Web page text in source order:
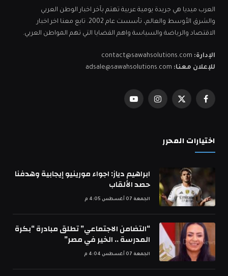
العرب ميديا هي جريدة يومية عربية تهتم بآخر اخبار الوطن العربي
والشرق الأوسط والعالم، تأسست عام 2002. تابع معنا اخر اخبار
الاقتصاد والرياضة والسياسة واهم القضايا التي تهم المواطن العربي.
الإدارة: contact@sawahsolutions.com
للإعلان معنا: adsale@sawahsolutions.com
فيسبوكX
الانستغراميوتيوب
اختيارات المحرر
ابراهيم دياز: اجواء مورينيو إيجابية وهدفنا
حصد الألقاب
الجمعة 07 أغسطس 4:05 م
“التضامن الاجتماعي” تطلق مبادرة “بكرة
المدرسة .. الخير في مصر”
الجمعة 07 أغسطس 4:04 م